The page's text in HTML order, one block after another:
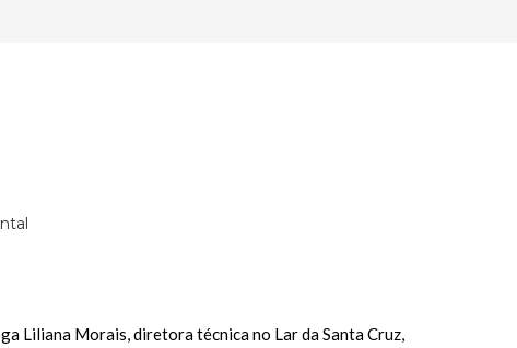
Liliana Morais, diretora técnica no Lar da Santa Cruz,